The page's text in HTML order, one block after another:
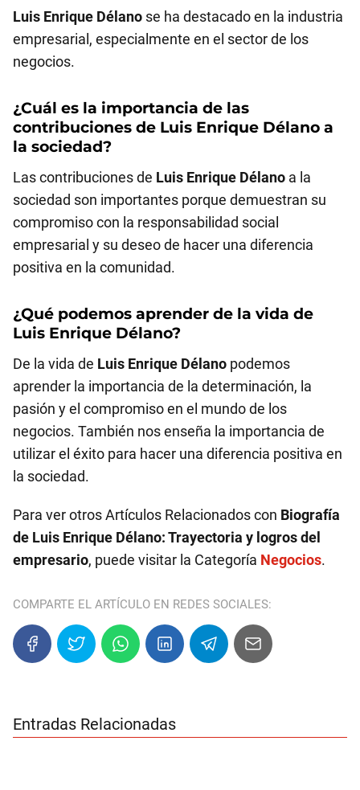
Luis Enrique Délano se ha destacado en la industria
empresarial, especialmente en el sector de los
negocios.
¿Cuál es la importancia de las
contribuciones de Luis Enrique Délano a
la sociedad?
Las contribuciones de Luis Enrique Délano a la
sociedad son importantes porque demuestran su
compromiso con la responsabilidad social
empresarial y su deseo de hacer una diferencia
positiva en la comunidad.
¿Qué podemos aprender de la vida de
Luis Enrique Délano?
De la vida de Luis Enrique Délano podemos
aprender la importancia de la determinación, la
pasión y el compromiso en el mundo de los
negocios. También nos enseña la importancia de
utilizar el éxito para hacer una diferencia positiva en
la sociedad.
Para ver otros Artículos Relacionados con Biografía
de Luis Enrique Délano: Trayectoria y logros del
empresario, puede visitar la Categoría Negocios.
COMPARTE EL ARTÍCULO EN REDES SOCIALES:
Entradas Relacionadas